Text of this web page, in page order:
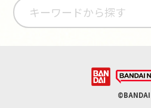
©BANDAI